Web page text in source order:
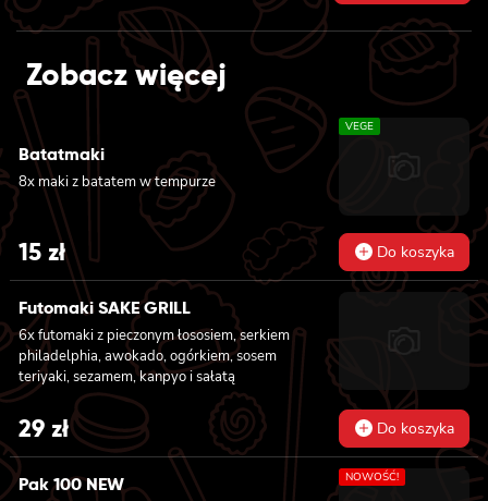
Zobacz więcej
Batatmaki
8x maki z batatem w tempurze
VEGE
15 zł Do koszyka
Futomaki SAKE GRILL
6x futomaki z pieczonym łososiem, serkiem
philadelphia, awokado, ogórkiem, sosem
teriyaki, sezamem, kanpyo i sałatą
29 zł Do koszyka
Pak 100 NEW NOWOŚĆ!